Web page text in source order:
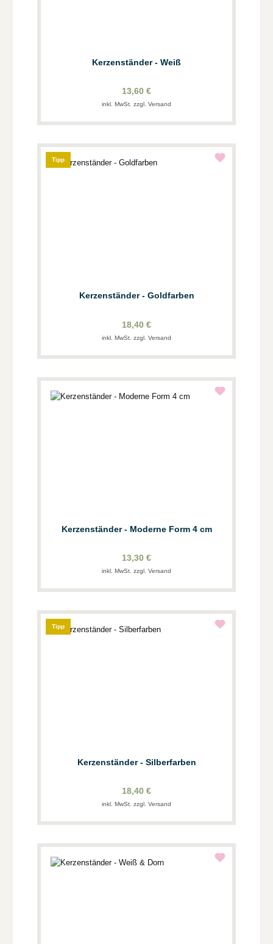
Kerzenständer - Weiß
13,60 €
inkl. MwSt. zzgl. Versand
Tipp
Kerzenständer - Goldfarben
18,40 €
inkl. MwSt. zzgl. Versand
Kerzenständer - Moderne Form 4 cm
13,30 €
inkl. MwSt. zzgl. Versand
Tipp
Kerzenständer - Silberfarben
18,40 €
inkl. MwSt. zzgl. Versand